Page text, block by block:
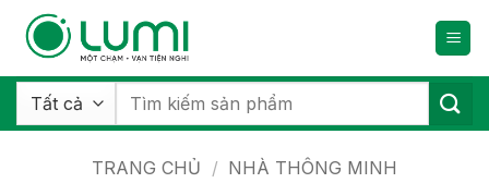
qua
dung
Tìm
TRANG CHỦ / NHÀ THÔNG MINH